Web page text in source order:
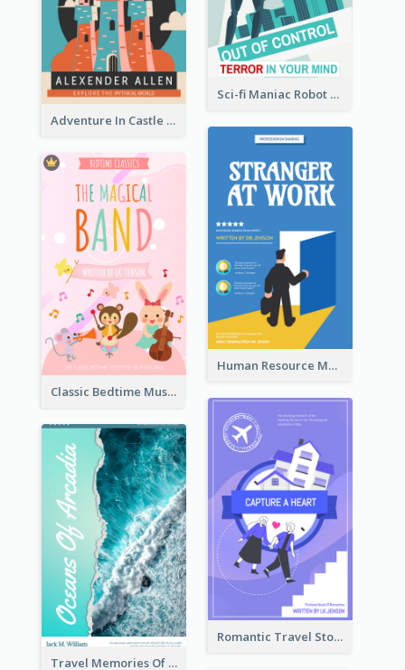
Sci-fi Maniac Robot Book Cover
Adventure In Castle Book Cover
Human Resource Management Book Cover
Classic Bedtime Musical Story Book Cover
Romantic Travel Story Book Cover
Travel Memories Of Arcadia Book Cover